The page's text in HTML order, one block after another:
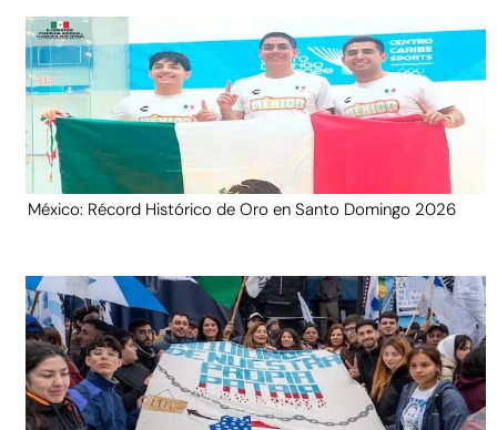
México: Récord Histórico de Oro en Santo Domingo 2026